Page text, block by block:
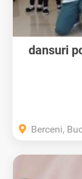
dansuri
Berceni,